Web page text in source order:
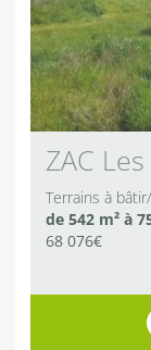
ZAC
Terrains à
de 542 m² à
68 076€